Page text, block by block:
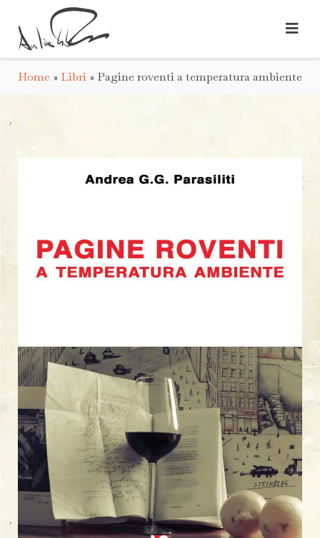
Home » Libri » Pagine roventi a temperatura ambiente